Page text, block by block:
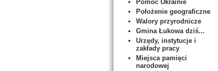
Pomoc Ukrainie
Położenie geograficzne
Walory przyrodnicze
Gmina Łukowa dziś...
Urzędy, instytucje i
zakłady pracy
Miejsca pamięci
narodowej